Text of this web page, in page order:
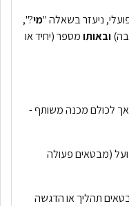
ניעזר בשאלה "מי?",
ובאותומספר (יחיד או
אך לכולם מכנה משותף -
(מבטאים פעולה
תהליך או הדגשה